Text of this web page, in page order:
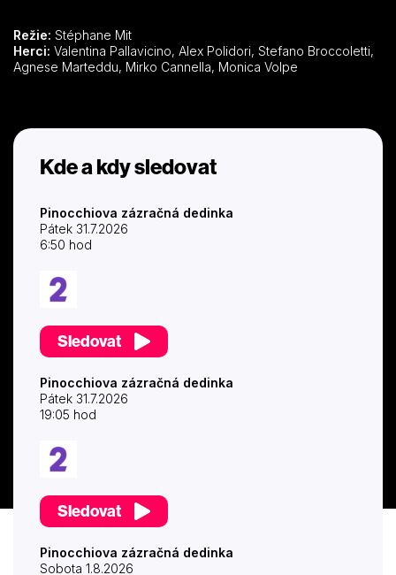
Režie: Stéphane Mit
Herci:
Agnese Marteddu, Mirko Cannella, Monica Volpe
Kde a kdy sledovat
Pinocchiova zázračná dedinka
Pátek 31.7.2026
6:50 hod
Sledovat
Pinocchiova zázračná dedinka
Pátek 31.7.2026
19:05 hod
Sledovat
Pinocchiova zázračná dedinka
Sobota 1.8.2026